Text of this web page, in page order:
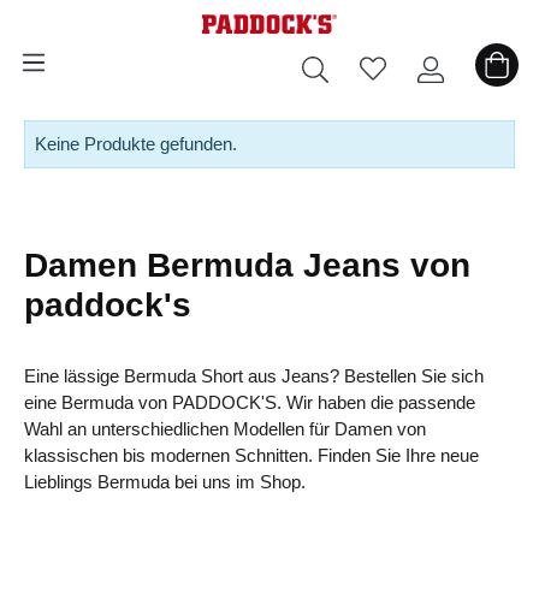
Keine Produkte gefunden.
Damen Bermuda Jeans von
paddock's
Eine lässige Bermuda Short aus Jeans? Bestellen Sie sich
eine Bermuda von PADDOCK'S. Wir haben die passende
Wahl an unterschiedlichen Modellen für Damen von
klassischen bis modernen Schnitten. Finden Sie Ihre neue
Lieblings Bermuda bei uns im Shop.